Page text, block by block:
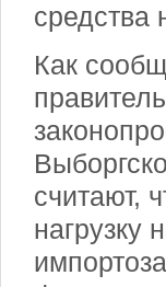
средства
Как
считают,
нагрузку